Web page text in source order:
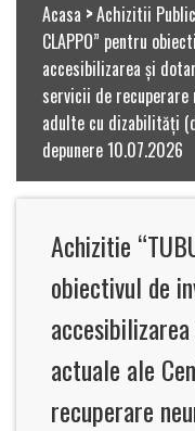
Acasa >Achizitii
CLAPPO” pentru
accesibilizarea și
servicii de
adulte cu dizabilități
depunere 10.07.2026
Achizitie
obiectivul de
actuale ale
recuperare